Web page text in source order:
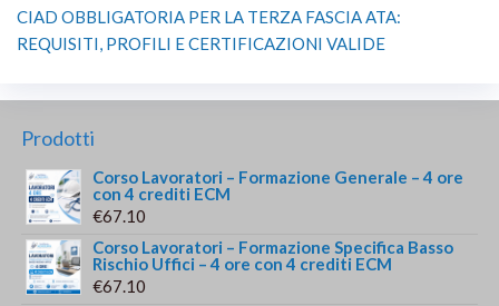
CIAD OBBLIGATORIA PER LA TERZA FASCIA ATA:
REQUISITI, PROFILI E CERTIFICAZIONI VALIDE
Prodotti
Corso Lavoratori – Formazione Generale – 4 ore
con 4 crediti ECM
€67.10
Corso Lavoratori – Formazione Specifica Basso
Rischio Uffici – 4 ore con 4 crediti ECM
€67.10